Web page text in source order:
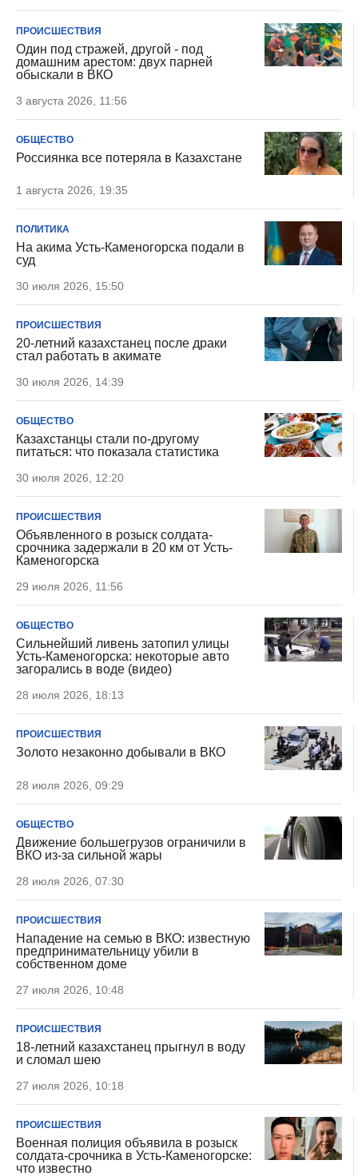
ПРОИСШЕСТВИЯ
Один под стражей, другой - под
домашним арестом: двух парней
обыскали в ВКО
3 августа 2026, 11:56
ОБЩЕСТВО
Россиянка все потеряла в Казахстане
1 августа 2026, 19:35
ПОЛИТИКА
На акима Усть-Каменогорска подали в
суд
30 июля 2026, 15:50
ПРОИСШЕСТВИЯ
20-летний казахстанец после драки
стал работать в акимате
30 июля 2026, 14:39
ОБЩЕСТВО
Казахстанцы стали по-другому
питаться: что показала статистика
30 июля 2026, 12:20
ПРОИСШЕСТВИЯ
Объявленного в розыск солдата-
срочника задержали в 20 км от Усть-
Каменогорска
29 июля 2026, 11:56
ОБЩЕСТВО
Сильнейший ливень затопил улицы
Усть-Каменогорска: некоторые авто
загорались в воде (видео)
28 июля 2026, 18:13
ПРОИСШЕСТВИЯ
Золото незаконно добывали в ВКО
28 июля 2026, 09:29
ОБЩЕСТВО
Движение большегрузов ограничили в
ВКО из-за сильной жары
28 июля 2026, 07:30
ПРОИСШЕСТВИЯ
Нападение на семью в ВКО: известную
предпринимательницу убили в
собственном доме
27 июля 2026, 10:48
ПРОИСШЕСТВИЯ
18-летний казахстанец прыгнул в воду
и сломал шею
27 июля 2026, 10:18
ПРОИСШЕСТВИЯ
Военная полиция объявила в розыск
солдата-срочника в Усть-Каменогорске:
что известно